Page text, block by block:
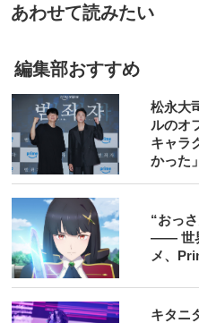
あわせて読みたい
編集部おすすめ
松永大
ルのオ
キャラ
かった
“おっ
―― 世
メ、
キタニ